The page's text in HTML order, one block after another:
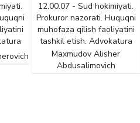
12.00.07 - Sud hokimiyati.
Prokuror nazorati. Huquqni
muhofaza qilish faoliyatini
tashkil etish. Advokatura
Maxmudov Alisher
Abdusalimovich